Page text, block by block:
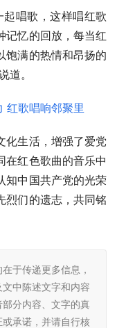
唱歌，这样唱红歌
记忆的回放，每当红
饱满的热情和昂扬的
道。
化生活，增强了爱党
在红色歌曲的音乐中
知中国共产党的光荣
烈们的遗志，共同铭
于传递更多信息，
中陈述文字和内容
分内容、文字的真
承诺，并请自行核